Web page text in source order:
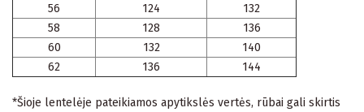
56
124
132
58
128
136
60
132
140
62
136 144
*Šioje lentelėje pateikiamos apytikslės vertės, rūbai gali skirtis